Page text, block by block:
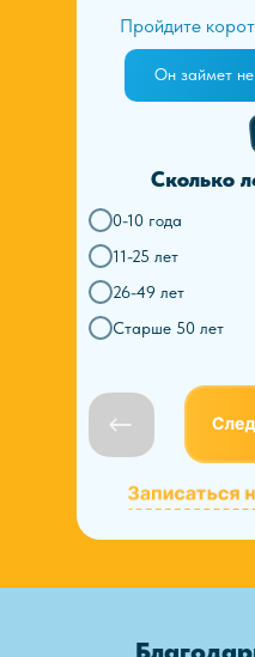
Сколько
Пройдите
Он займет
0-10 года
11-25 лет
26-49 лет
Старше 50 лет